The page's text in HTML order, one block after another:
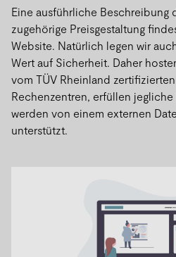
Eine ausführliche Beschreibung
zugehörige Preisgestaltung
Website. Natürlich legen wir
Wert auf Sicherheit. Daher
vom TÜV Rheinland
Rechenzentren, erfüllen
werden von einem externen
unterstützt.